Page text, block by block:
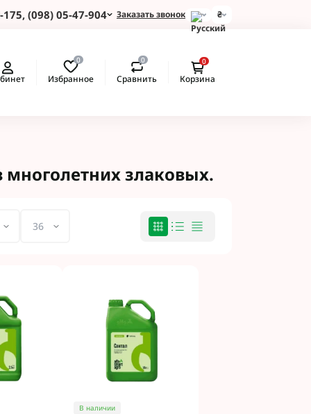
(098) 05-47-904 Заказать звонок ₴
0
Избранное
0
Сравнить
0
Корзина
для Пшеницы
для Подсолнуха
Картофеля
Пест ЮА
злаковых.
В наличии